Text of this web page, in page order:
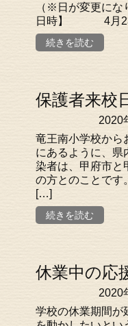
（※日が変更に
日時】 4月23
続きを読む
保護者来校
2020
竜王南小学校か
にあるように、県
染者は、甲府市と
の方とのことで
[…]
続きを読む
休業中の応
2020
学校の休業期間が